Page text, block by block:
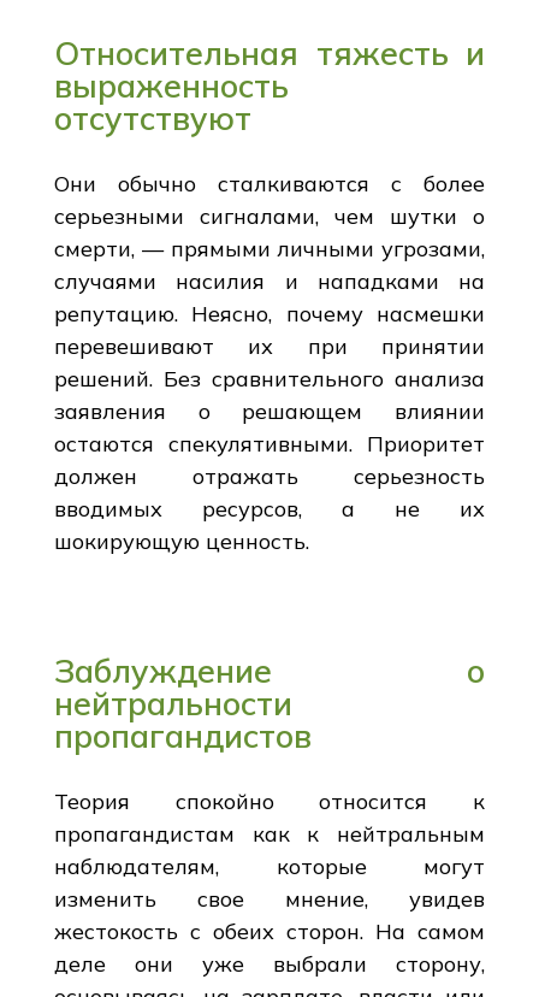
Относительная тяжесть и
выраженность
отсутствуют
Они обычно сталкиваются с более
серьезными сигналами, чем шутки о
смерти, — прямыми личными угрозами,
случаями насилия и нападками на
репутацию. Неясно, почему насмешки
перевешивают их при принятии
решений. Без сравнительного анализа
заявления о решающем влиянии
остаются спекулятивными. Приоритет
должен отражать серьезность
вводимых ресурсов, а не их
шокирующую ценность.
Заблуждение о
нейтральности
пропагандистов
Теория спокойно относится к
пропагандистам как к нейтральным
наблюдателям, которые могут
изменить свое мнение, увидев
жестокость с обеих сторон. На самом
деле они уже выбрали сторону,